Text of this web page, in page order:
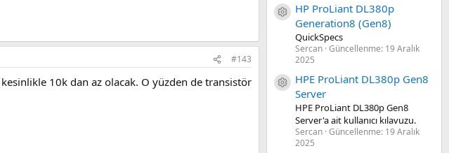
#143
10k dan az olacak. O yüzden de transistör
Kaynak ikon/amblem
HP ProLiant DL380p
Generation8 (Gen8)
QuickSpecs
Sercan Güncellenme: 19 Aralık
2025
Kaynak ikon/amblem
HPE ProLiant DL380p Gen8
Server
HPE ProLiant DL380p Gen8
Server'a ait kullanıcı kılavuzu.
Sercan Güncellenme: 19 Aralık
2025